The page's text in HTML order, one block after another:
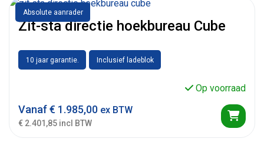
Absolute aanrader
Zit-sta directie hoekbureau Cube
10 jaar garantie. Inclusief ladeblok
Op voorraad
Vanaf€ 1.985,00 ex BTW
€ 2.401,85 incl BTW